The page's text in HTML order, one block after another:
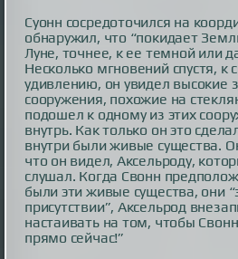
Суонн сосредоточился на
обнаружил, что “покидает
Луне, точнее, к ее темной или
Несколько мгновений спустя,
удивлению, он увидел высокие
сооружения, похожие на
подошел к одному из этих
внутрь. Как только он это
внутри были живые существа.
что он видел, Аксельроду,
слушал. Когда Свонн
были эти живые существа, они
присутствии”, Аксельрод
настаивать на том, чтобы
прямо сейчас!”